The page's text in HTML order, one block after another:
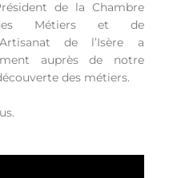
de la Chambre
Métiers et de
de l’Isère a
auprès de notre
des métiers.